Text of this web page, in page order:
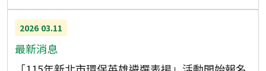
2026 03.11
最新消息